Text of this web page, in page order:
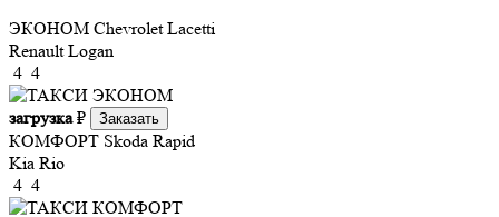
ЭКОНОМ Chevrolet Lacetti
Renault Logan
4 4
загрузка₽ Заказать
КОМФОРТ Skoda Rapid
Kia Rio
4 4